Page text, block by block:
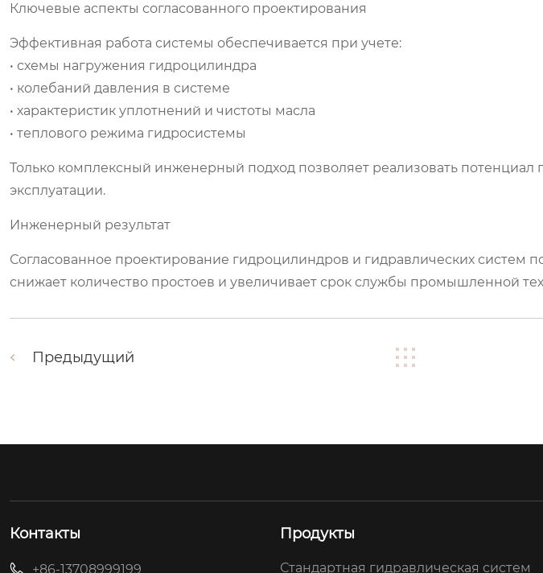
Ключевые аспекты согласованного проектирования
Эффективная работа системы обеспечивается при учете:
• схемы нагружения гидроцилиндра
• колебаний давления в системе
• характеристик уплотнений и чистоты масла
• теплового режима гидросистемы
Только комплексный инженерный подход позволяет реализовать потенциал
эксплуатации.
Инженерный результат
Согласованное проектирование гидроцилиндров и гидравлических систем
снижает количество простоев и увеличивает срок службы промышленной
Предыдущий
Контакты
+86-13708999199
Продукты
Стандартная гидравлическая систем